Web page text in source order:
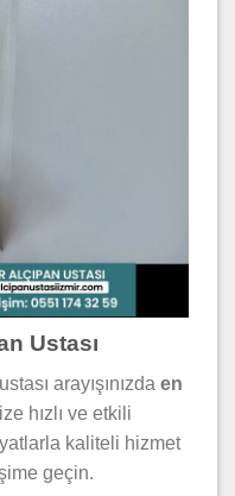
Ustası
arayışınızda en
hızlı ve etkili
kaliteli hizmet
geçin.